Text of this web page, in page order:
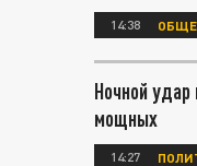
14:38
Ночной
мощных
14:27